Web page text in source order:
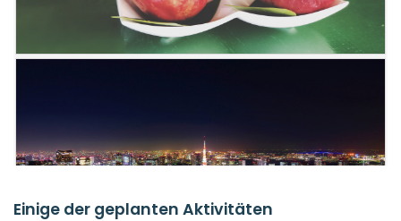
Einige der geplanten Aktivitäten